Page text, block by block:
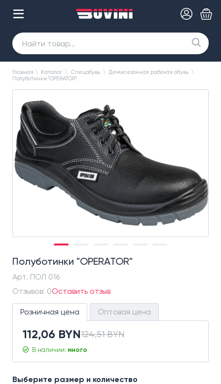
Главная \ Каталог \ Спецобувь \ Демисезонная рабочая обувь \
Полуботинки "OPERATOR"
Полуботинки "OPERATOR"
Арт. ПОЛ 016
Отзывов: 0Оставить отзыв
Розничная цена Оптовая цена
112,06 BYN124,51 BYN
В наличии: много
Выберите размер и количество